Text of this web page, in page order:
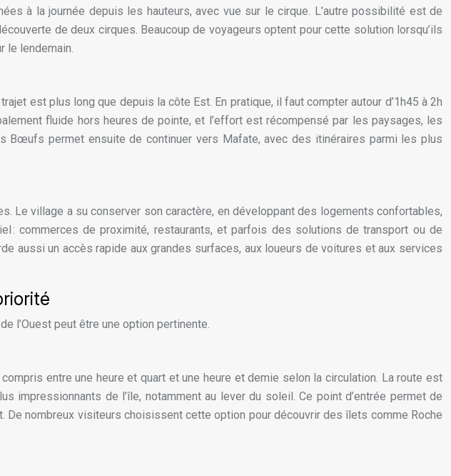
à la journée depuis les hauteurs, avec vue sur le cirque. L’autre possibilité est de
de deux cirques. Beaucoup de voyageurs optent pour cette solution lorsqu’ils
le lendemain.
est plus long que depuis la côte Est. En pratique, il faut compter autour d’1h45 à 2h
fluide hors heures de pointe, et l’effort est récompensé par les paysages, les
Bœufs permet ensuite de continuer vers Mafate, avec des itinéraires parmi les plus
Le village a su conserver son caractère, en développant des logements confortables,
: commerces de proximité, restaurants, et parfois des solutions de transport ou de
aussi un accès rapide aux grandes surfaces, aux loueurs de voitures et aux services
l’Ouest peut être une option pertinente.
entre une heure et quart et une heure et demie selon la circulation. La route est
impressionnants de l’île, notamment au lever du soleil. Ce point d’entrée permet de
De nombreux visiteurs choisissent cette option pour découvrir des îlets comme Roche